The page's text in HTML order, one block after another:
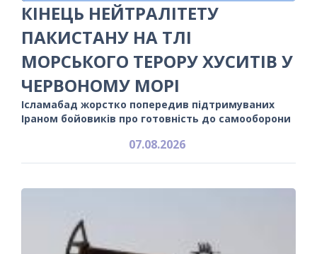
КІНЕЦЬ НЕЙТРАЛІТЕТУ
ПАКИСТАНУ НА ТЛІ
МОРСЬКОГО ТЕРОРУ ХУСИТІВ У
ЧЕРВОНОМУ МОРІ
Ісламабад жорстко попередив підтримуваних
Іраном бойовиків про готовність до самооборони
07.08.2026